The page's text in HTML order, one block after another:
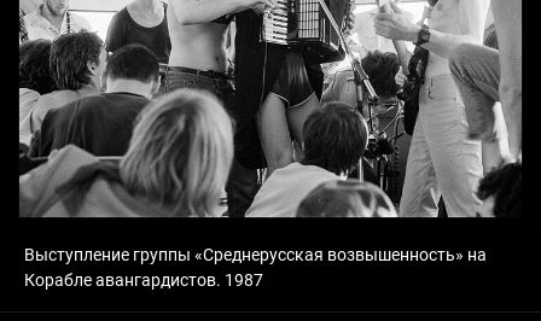
Выступление группы «Среднерусская возвышенность» на
Корабле авангардистов. 1987